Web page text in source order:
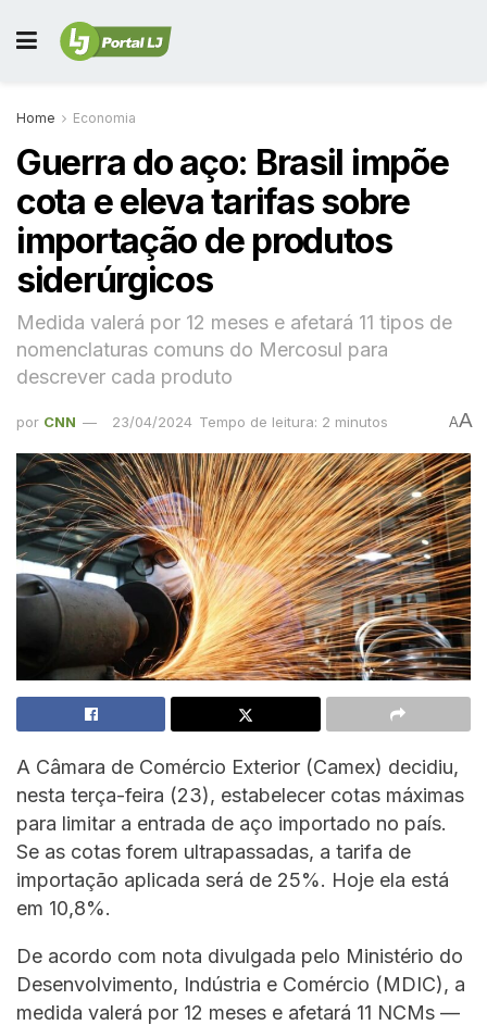
Home Economia
Guerra do aço: Brasil impõe
cota e eleva tarifas sobre
importação de produtos
siderúrgicos
Medida valerá por 12 meses e afetará 11 tipos de
nomenclaturas comuns do Mercosul para
descrever cada produto
por CNN 23/04/2024 Tempo de leitura: 2 minutos AA
A Câmara de Comércio Exterior (Camex) decidiu,
nesta terça-feira (23), estabelecer cotas máximas
para limitar a entrada de aço importado no país.
Se as cotas forem ultrapassadas, a tarifa de
importação aplicada será de 25%. Hoje ela está
em 10,8%.
De acordo com nota divulgada pelo Ministério do
Desenvolvimento, Indústria e Comércio (MDIC), a
medida valerá por 12 meses e afetará 11 NCMs —